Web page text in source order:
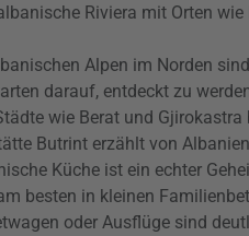
Riviera mit Orten
Alpen im Norden
darauf, entdeckt zu
wie Berat und
Butrint erzählt von
Küche ist ein echter
besten in kleinen
oder Ausflüge sind